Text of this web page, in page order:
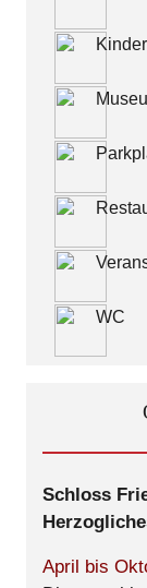
WC
Schloss
April bis